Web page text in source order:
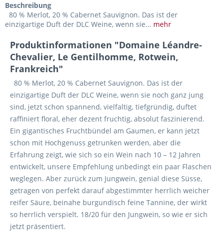
Beschreibung
80 % Merlot, 20 % Cabernet Sauvignon. Das ist der
einzigartige Duft der DLC Weine, wenn sie... mehr
Produktinformationen "Domaine Léandre-
Chevalier, Le Gentilhomme, Rotwein,
Frankreich"
80 % Merlot, 20 % Cabernet Sauvignon. Das ist der
einzigartige Duft der DLC Weine, wenn sie noch ganz jung
sind, jetzt schon spannend, vielfaltig, tiefgründig, duftet
raffiniert floral, eher dezent fruchtig, absolut faszinierend.
Ein gigantisches Fruchtbündel am Gaumen, er kann jetzt
schon mit Hochgenuss getrunken werden, aber die
Erfahrung zeigt, wie sich so ein Wein nach 10 – 12 Jahren
entwickelt, unsere Empfehlung unbedingt ein paar Flaschen
weglegen. Aber zurück zum Jungwein, genial diese Süsse,
getragen von perfekt darauf abgestimmter herrlich weicher
reifer Säure, beinahe burgundisch feine Tannine, der wirkt
so herrlich verspielt. 18/20 für den Jungwein, so wie er sich
jetzt präsentiert.